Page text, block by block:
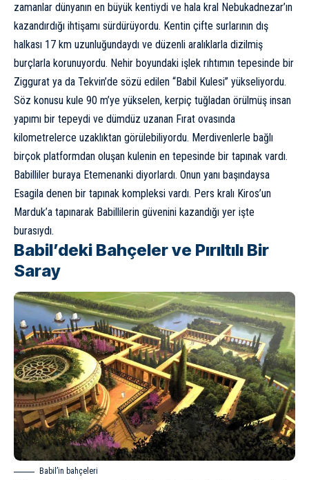
zamanlar dünyanın en büyük kentiydi ve hala kral Nebukadnezar’ın
kazandırdığı ihtişamı sürdürüyordu. Kentin çifte surlarının dış
halkası 17 km uzunluğundaydı ve düzenli aralıklarla dizilmiş
burçlarla korunuyordu. Nehir boyundaki işlek rıhtımın tepesinde bir
Ziggurat ya da Tekvin’de sözü edilen “Babil Kulesi” yükseliyordu.
Söz konusu kule 90 m’ye yükselen, kerpiç tuğladan örülmüş insan
yapımı bir tepeydi ve dümdüz uzanan Fırat ovasında
kilometrelerce uzaklıktan görülebiliyordu. Merdivenlerle bağlı
birçok platformdan oluşan kulenin en tepesinde bir tapınak vardı.
Babilliler buraya Etemenanki diyorlardı. Onun yanı başındaysa
Esagila denen bir tapınak kompleksi vardı. Pers kralı Kiros’un
Marduk’a tapınarak Babillilerin güvenini kazandığı yer işte
burasıydı.
Babil’deki Bahçeler ve Pırıltılı Bir
Saray
Babil’in bahçeleri